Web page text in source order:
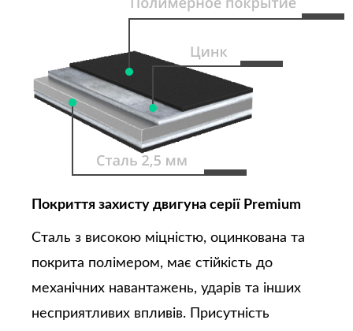
Покриття захисту двигуна серії Premium
Сталь з високою міцністю, оцинкована та
покрита полімером, має стійкість до
механічних навантажень, ударів та інших
несприятливих впливів. Присутність